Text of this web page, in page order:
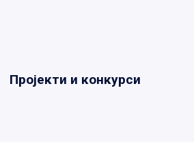
Пројекти и конкурси